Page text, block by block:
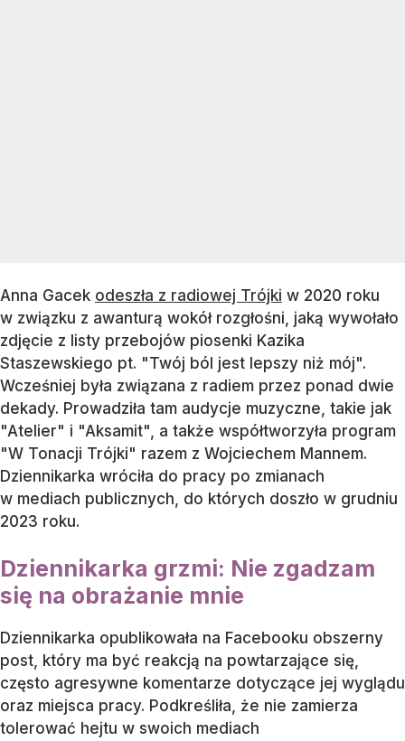
Anna Gacek odeszła z radiowej Trójki w 2020 roku
w związku z awanturą wokół rozgłośni, jaką wywołało
zdjęcie z listy przebojów piosenki Kazika
Staszewskiego pt. "Twój ból jest lepszy niż mój".
Wcześniej była związana z radiem przez ponad dwie
dekady. Prowadziła tam audycje muzyczne, takie jak
"Atelier" i "Aksamit", a także współtworzyła program
"W Tonacji Trójki" razem z Wojciechem Mannem.
Dziennikarka wróciła do pracy po zmianach
w mediach publicznych, do których doszło w grudniu
2023 roku.
Dziennikarka grzmi: Nie zgadzam
się na obrażanie mnie
Dziennikarka opublikowała na Facebooku obszerny
post, który ma być reakcją na powtarzające się,
często agresywne komentarze dotyczące jej wyglądu
oraz miejsca pracy. Podkreśliła, że nie zamierza
tolerować hejtu w swoich mediach